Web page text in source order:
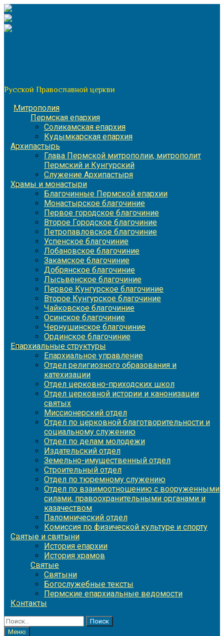
Перейти
к
содержимому
Русской Православной церкви
Митрополия
Пермская епархия
Соликамская епархия
Кудымкарская епархия
Архипастырь
Глава Пермской митрополии, митрополит
Пермский и Кунгурский
Служение Архипастыря
Храмы и монастыри
Благочинные Пермской епархии
Монастырское благочиние
Первое городское благочиние
Второе Городское благочиние
Петропавловское благочиние
Успенское благочиние
Лобановское благочиние
Закамское благочиние
Добрянское благочиние
Лысьвенское благочиние
Первое Кунгурское благочиние
Второе Кунгурское благочиние
Чайковское благочиние
Осинское благочиние
Чернушинское благочиние
Ординское благочиние
Епархиальные структуры
Епархиальное управление
Отдел религиозного образования и
катехизации
Отдел церковно-приходских школ
Отдел церковной истории и канонизации
святых
Миссионерский отдел
Отдел по церковной благотворительности и
социальному служению
Отдел по делам молодежи
Издательский отдел
Земельно-имущественный отдел
Строительный отдел
Отдел по тюремному служению
Отдел по взаимоотношению с вооруженными
силами, правоохранительными органами и
казачеством
Паломнический отдел
Комиссия по физической культуре и спорту
Святые и святыни
История епархии
История храмов
Святые
Святыни
Богослужебные тексты
Пермские епархиальные ведомости
Контакты
Найти:
Меню